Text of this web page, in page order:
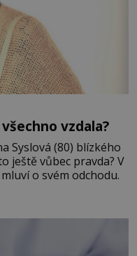
vzdala?
Syslová (80) blízkého
ještě vůbec pravda? V
o svém odchodu.